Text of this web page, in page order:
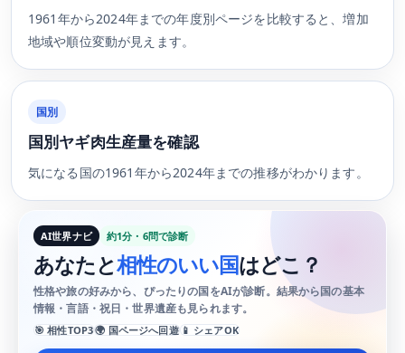
1961年から2024年までの年度別ページを比較すると、増加
地域や順位変動が見えます。
国別
国別ヤギ肉生産量を確認
気になる国の1961年から2024年までの推移がわかります。
AI世界ナビ 約1分・6問で診断
あなたと相性のいい国はどこ？
性格や旅の好みから、ぴったりの国をAIが診断。結果から国の基本
情報・言語・祝日・世界遺産も見られます。
🎯 相性TOP3🌍 国ページへ回遊📱 シェアOK